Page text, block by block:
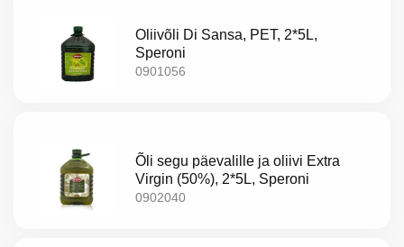
Oliivõli Di Sansa, PET, 2*5L,
Speroni
0901056
Õli segu päevalille ja oliivi Extra
Virgin (50%), 2*5L, Speroni
0902040